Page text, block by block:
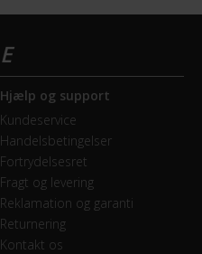
Hjælp og support
Kundeservice
Handelsbetingelser
Fortrydelsesret
Fragt og levering
Reklamation og garanti
Returnering
Kontakt os